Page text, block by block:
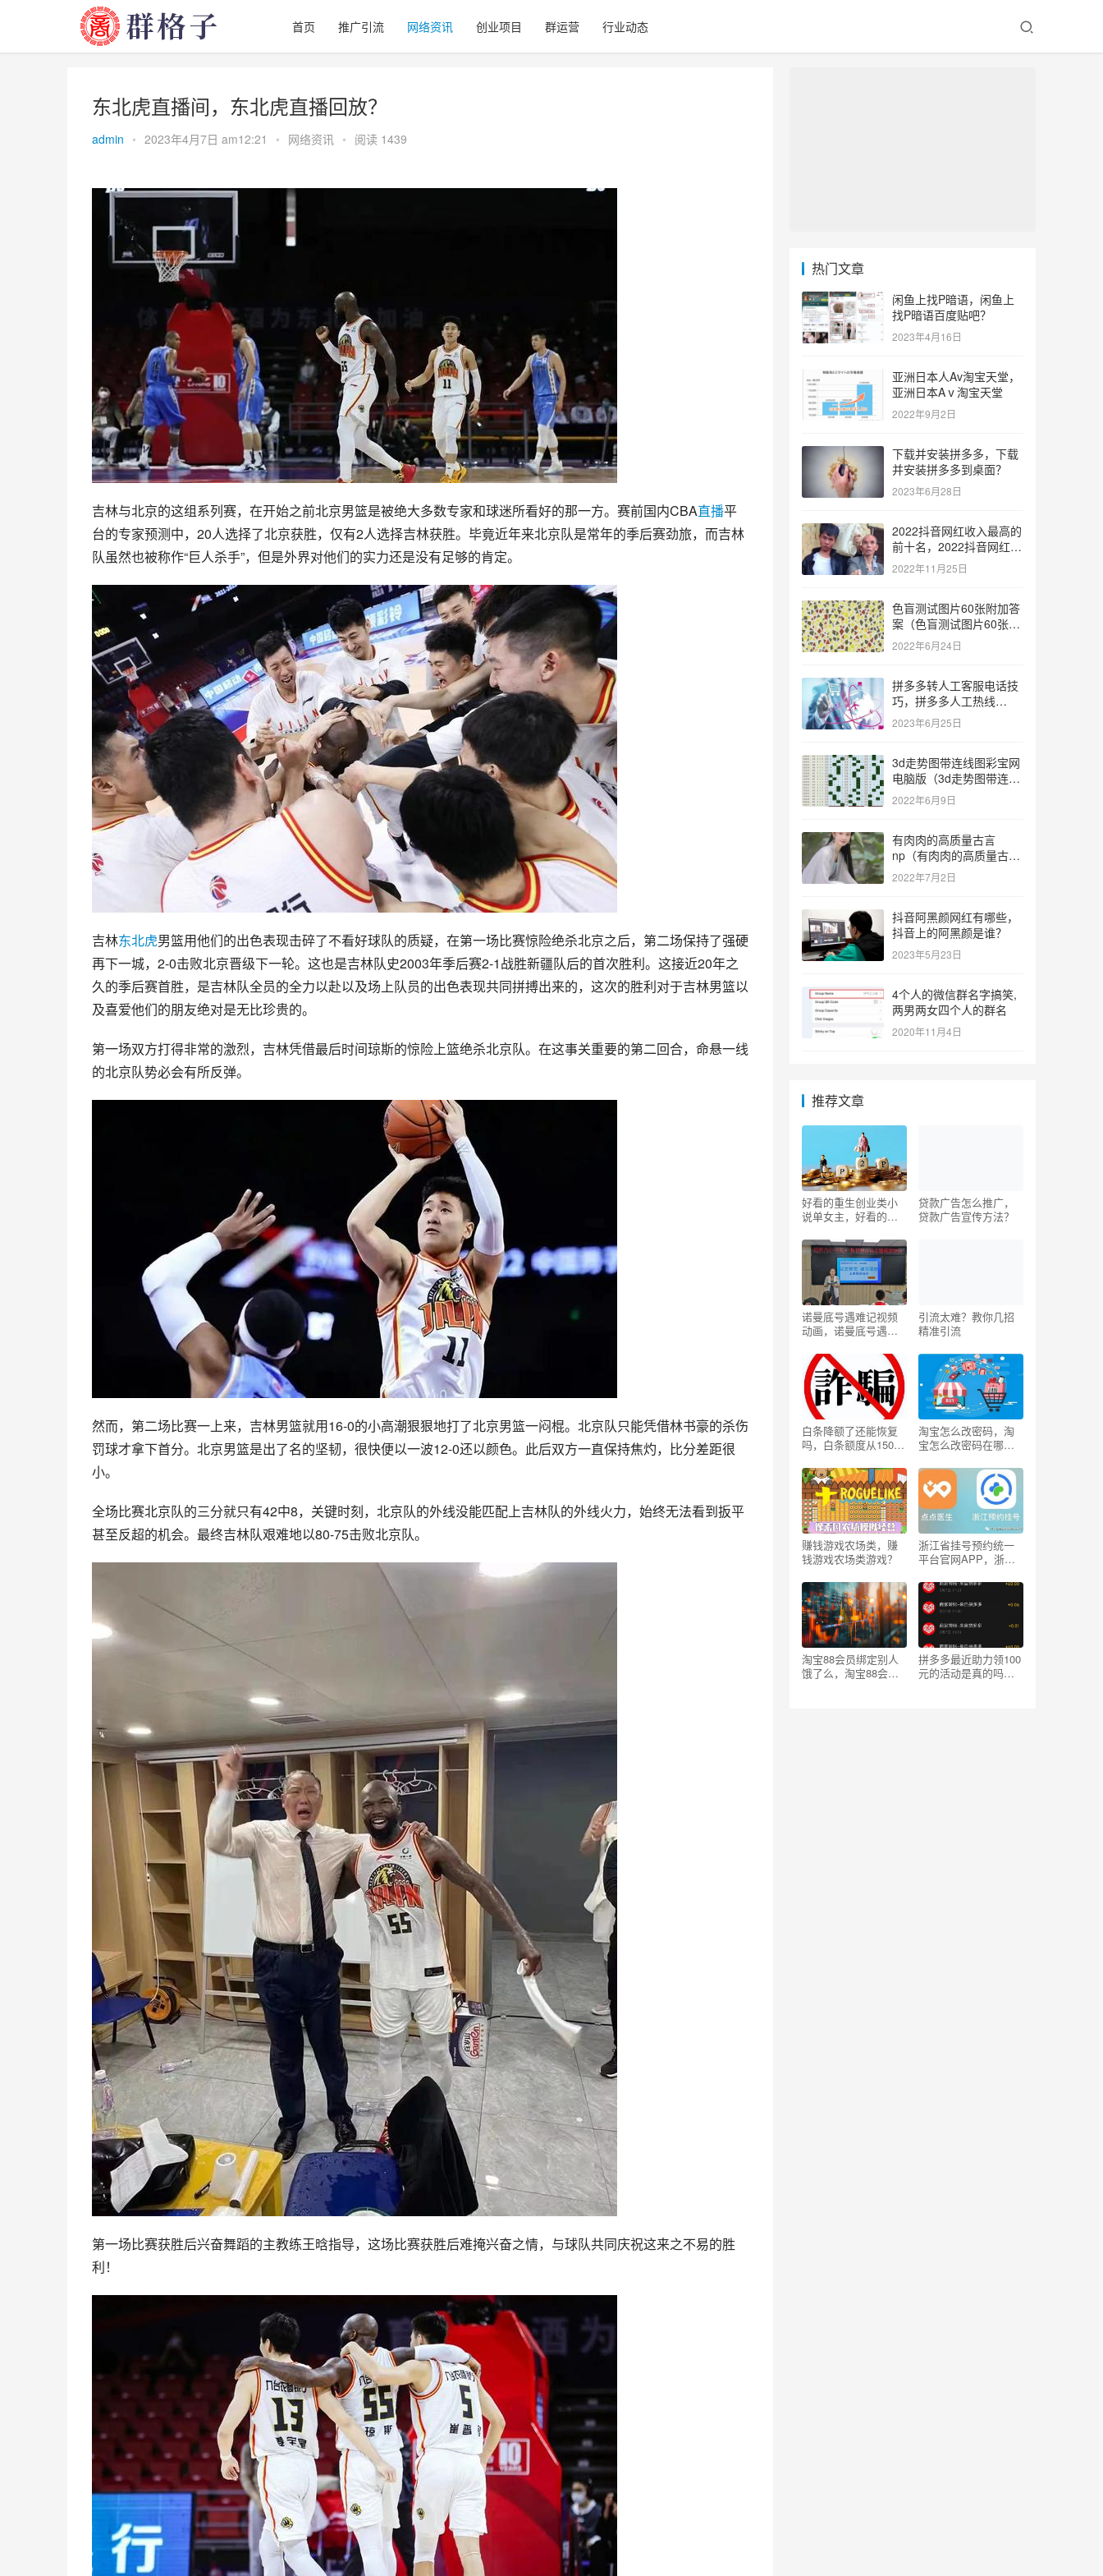
首页 推广引流 网络资讯 创业项目 群运营 行业动态
东北虎直播间，东北虎直播回放？
admin • 2023年4月7日 am12:21 • 网络资讯 • 阅读 1439
吉林与北京的这组系列赛，在开始之前北京男篮是被绝大多数专家和球迷所看好的那一方。赛前国内CBA直播平
台的专家预测中，20人选择了北京获胜，仅有2人选择吉林获胜。毕竟近年来北京队是常年的季后赛劲旅，而吉林
队虽然也被称作“巨人杀手”，但是外界对他们的实力还是没有足够的肯定。
吉林东北虎男篮用他们的出色表现击碎了不看好球队的质疑，在第一场比赛惊险绝杀北京之后，第二场保持了强硬
再下一城，2-0击败北京晋级下一轮。这也是吉林队史2003年季后赛2-1战胜新疆队后的首次胜利。这接近20年之
久的季后赛首胜，是吉林队全员的全力以赴以及场上队员的出色表现共同拼搏出来的，这次的胜利对于吉林男篮以
及喜爱他们的朋友绝对是无比珍贵的。
第一场双方打得非常的激烈，吉林凭借最后时间琼斯的惊险上篮绝杀北京队。在这事关重要的第二回合，命悬一线
的北京队势必会有所反弹。
然而，第二场比赛一上来，吉林男篮就用16-0的小高潮狠狠地打了北京男篮一闷棍。北京队只能凭借林书豪的杀伤
罚球才拿下首分。北京男篮是出了名的坚韧，很快便以一波12-0还以颜色。此后双方一直保持焦灼，比分差距很
小。
全场比赛北京队的三分就只有42中8，关键时刻，北京队的外线没能匹配上吉林队的外线火力，始终无法看到扳平
甚至反超的机会。最终吉林队艰难地以80-75击败北京队。
第一场比赛获胜后兴奋舞蹈的主教练王晗指导，这场比赛获胜后难掩兴奋之情，与球队共同庆祝这来之不易的胜
利！
热门文章
闲鱼上找P暗语，闲鱼上
找P暗语百度贴吧？
2023年4月16日
亚洲日本人Av淘宝天堂，
亚洲日本Aⅴ淘宝天堂
2022年9月2日
下载并安装拼多多，下载
并安装拼多多到桌面？
2023年6月28日
2022抖音网红收入最高的
前十名，2022抖音网红收
入最高的前十名有哪些？
2022年11月25日
色盲测试图片60张附加答
案（色盲测试图片60张复
杂）
2022年6月24日
拼多多转人工客服电话技
巧，拼多多人工热线
9541344？
2023年6月25日
3d走势图带连线图彩宝网
电脑版（3d走势图带连线
图彩宝网手机版）
2022年6月9日
有肉肉的高质量古言
np（有肉肉的高质量古言
np推荐）
2022年7月2日
抖音阿黑颜网红有哪些，
抖音上的阿黑颜是谁？
2023年5月23日
4个人的微信群名字搞笑,
两男两女四个人的群名
2020年11月4日
推荐文章
好看的重生创业类小
说单女主，好看的重
贷款广告怎么推广，
贷款广告宣传方法？
诺曼底号遇难记视频
动画，诺曼底号遇难
堂？
引流太难？教你几招
精准引流
白条降额了还能恢复
吗，白条额度从15000
淘宝怎么改密码，淘
宝怎么改密码在哪里
赚钱游戏农场类，赚
钱游戏农场类游戏？
浙江省挂号预约统一
平台官网APP，浙江
官网
淘宝88会员绑定别人
饿了么，淘宝88会员
拼多多最近助力领100
元的活动是真的吗，